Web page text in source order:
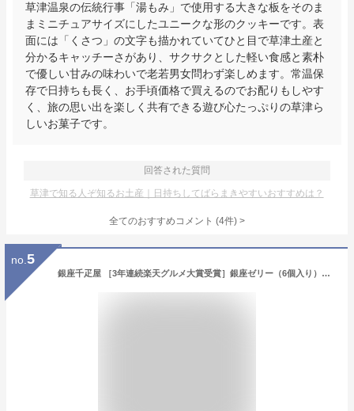
草津温泉の伝統行事「湯もみ」で使用する大きな板をそのま
まミニチュアサイズにしたユニークな形のクッキーです。表
面には「くさつ」の文字も描かれていてひと目で草津土産と
分かるキャッチーさがあり、サクサクとした軽い食感と素朴
で優しい甘みの味わいで老若男女問わず楽しめます。常温保
存で日持ちも長く、お手頃価格で買えるのでお配りもしやす
く、旅の思い出を楽しく共有できる遊び心たっぷりの草津ら
しいお菓子です。
回答された質問
草津で知る人ぞ知るお土産｜日持ちしてばらまきやすいおすすめは？
全てのおすすめコメント (4件) >
no. 5
銀座千疋屋 ［3年連続楽天グルメ大賞受賞］銀座ゼリー（6個入り）［ポイント2倍］～ お中元 御中元 父の日 母の日 ゼリー ギフト 贈り物 フルーツ スイーツ プレゼント お菓子 内祝い 誕生日 お祝い 御礼 快気内祝 お見舞い 千疋屋 ～